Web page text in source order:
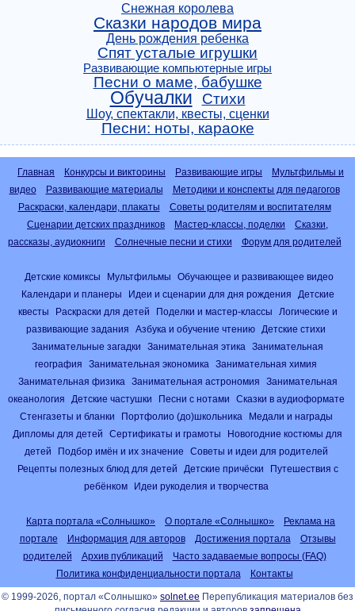
Снежная королева
Сказки народов мира
День рождения ребенка
Спят усталые игрушки
Развивающие компьютерные игры
Песни о маме, бабушке
Обучалки Стихи
Шоу, спектакли, квесты, сценки
Песни: ноты, караоке
Главная Конкурсы и викторины Развивающие игры
Мультфильмы и
видео
Развивающие материалы
Методики и конспекты для педагогов
Раскраски, календари, плакаты
Советы родителям и воспитателям
Сценарии детских праздников
Мастер-классы, поделки
Сказки,
рассказы, аудиокниги
Солнечные песни и стихи Форум для родителей
Детские комиксы Мультфильмы
Обучающее и развивающее видео
Календари и планеры
Идеи и сценарии для дня рождения
Детские
квесты
Раскраски для детей Поделки и мастер-классы
Логические и
развивающие задания
Азбука и обучение чтению
Детские стихи
Занимательные загадки
Занимательная этика
Занимательная
география
Занимательная экономика
Занимательная химия
Занимательная физика
Занимательная астрономия
Занимательная
океанология
Детские частушки Песни с нотами
Сказки в аудиоформате
Стенгазеты и бланки
Портфолио (до)школьника
Медали и награды
Дипломы для детей
Сертификаты и грамоты
Новогодние костюмы для
детей
Подбор имён и их значение
Советы и идеи для родителей
Рецепты полезных блюд для детей
Детские причёски
Путешествия с
ребёнком
Идеи рукоделия и творчества
Карта портала «Солнышко» О портале «Солнышко»
Реклама на
портале
Информация для авторов Достижения портала
Отзывы
родителей
Архив публикаций
Часто задаваемые вопросы (FAQ)
Политика конфиденциальности портала
Контакты
© 1999-2026, портал «Солнышко» solnet.ee Перепубликация материалов без